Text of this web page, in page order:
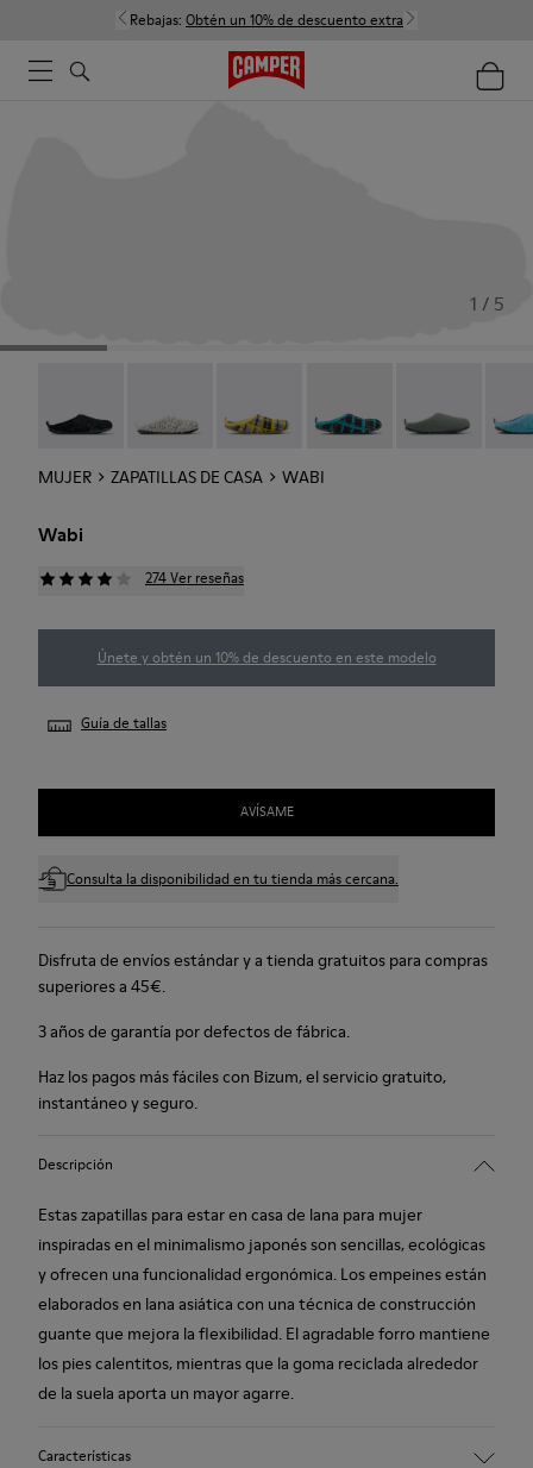
Rebajas: Obtén un 10% de descuento extra
1 / 5
MUJER ZAPATILLAS DE CASA WABI
Wabi
274 Ver reseñas
Únete y obtén un 10% de descuento en este modelo
Guía de tallas
AVÍSAME
Consulta la disponibilidad en tu tienda más cercana.
Disfruta de envíos estándar y a tienda gratuitos para compras
superiores a 45€.
3 años de garantía por defectos de fábrica.
Haz los pagos más fáciles con Bizum, el servicio gratuito,
instantáneo y seguro.
Descripción
Estas zapatillas para estar en casa de lana para mujer
inspiradas en el minimalismo japonés son sencillas, ecológicas
y ofrecen una funcionalidad ergonómica. Los empeines están
elaborados en lana asiática con una técnica de construcción
guante que mejora la flexibilidad. El agradable forro mantiene
los pies calentitos, mientras que la goma reciclada alrededor
de la suela aporta un mayor agarre.
Características